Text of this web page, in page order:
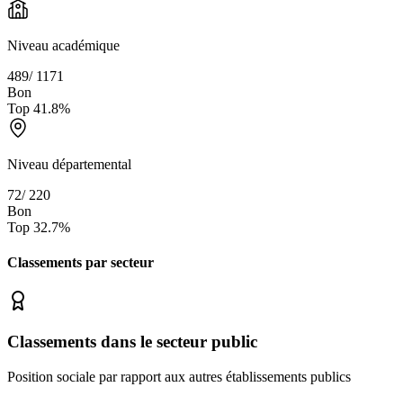
Niveau académique
489/ 1171
Bon
Top 41.8%
Niveau départemental
72/ 220
Bon
Top 32.7%
Classements par secteur
Classements dans le secteur public
Position sociale par rapport aux autres établissements publics